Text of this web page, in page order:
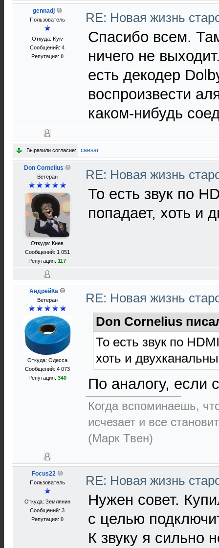
gennadj
Пользователь
Откуда: Kyiv
Сообщений: 4
Репутация: 0
RE: Новая жизнь
Спасибо всем.
ничего не
есть декодер
воспроизвести
каком-нибудь
Выразили согласие: caesar
Don Cornelius
Ветеран
Откуда: Киев
Сообщений: 1 051
Репутация: 117
RE: Новая жизнь
То есть звук по
попадает, хоть и
АндрейКа
Ветеран
Откуда: Одесса
Сообщений: 4 073
Репутация: 340
RE: Новая жизнь
Don Cornelius
То есть звук по
хоть и
По аналогу, если
Когда вспоминаешь,
исчезает и все
(Марк Твен)
Focus22
Пользователь
Откуда: Землянин
Сообщений: 3
Репутация: 0
RE: Новая жизнь
Нужен совет.
с целью
К звуку я сильно